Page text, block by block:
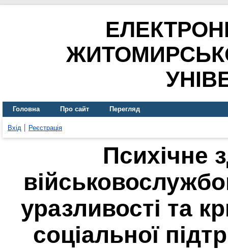
Головна Про сайт Перегляд
Вхід Реєстрація
Психічне
уразливості та
соціальної